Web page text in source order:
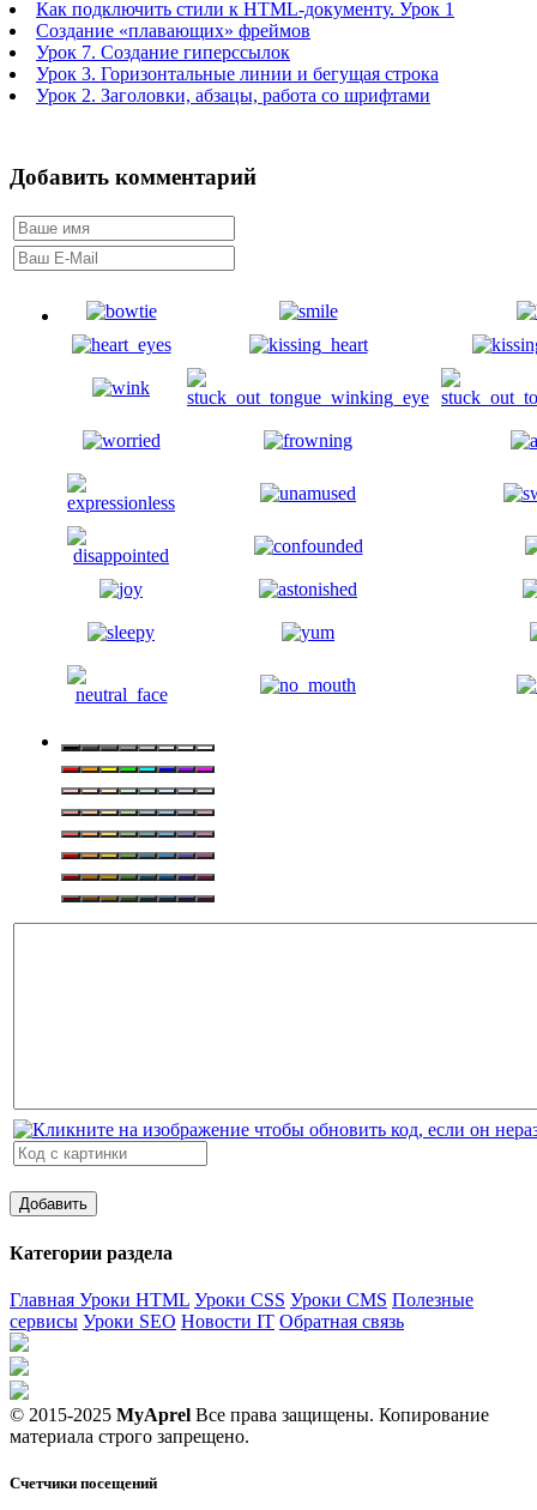
Как подключить стили к HTML-документу. Урок 1
Создание «плавающих» фреймов
Урок 7. Создание гиперссылок
Урок 3. Горизонтальные линии и бегущая строка
Урок 2. Заголовки, абзацы, работа со шрифтами
Добавить комментарий
Категории раздела
Главная Уроки HTML Уроки CSS Уроки CMS Полезные
сервисы Уроки SEO Новости IT Обратная связь
© 2015-2025 MyAprel Все права защищены. Копирование
материала строго запрещено.
Счетчики посещений